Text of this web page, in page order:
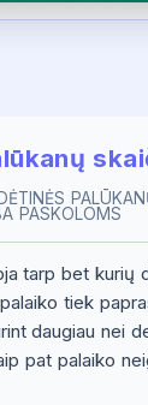
PASKOLOMS
tarp bet kurių
tiek
daugiau nei
pat palaiko